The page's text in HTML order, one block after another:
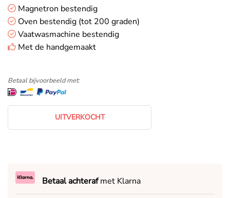
Magnetron bestendig
Oven bestendig (tot 200 graden)
Vaatwasmachine bestendig
Met de handgemaakt
Betaal bijvoorbeeld met:
UITVERKOCHT
Betaal achterafmet Klarna